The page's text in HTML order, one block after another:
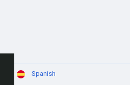
Spanish